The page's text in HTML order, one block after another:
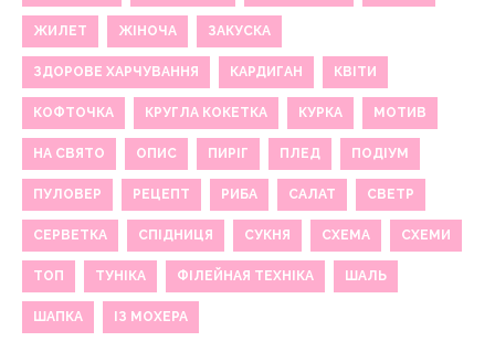
ЖИЛЕТ ЖІНОЧА ЗАКУСКА
ЗДОРОВЕ ХАРЧУВАННЯ КАРДИГАН КВІТИ
КОФТОЧКА КРУГЛА КОКЕТКА КУРКА МОТИВ
НА СВЯТО ОПИС ПИРІГ ПЛЕД ПОДІУМ
ПУЛОВЕР РЕЦЕПТ РИБА САЛАТ СВЕТР
СЕРВЕТКА СПІДНИЦЯ СУКНЯ СХЕМА СХЕМИ
ТОП ТУНІКА ФІЛЕЙНАЯ ТЕХНІКА ШАЛЬ
ШАПКА ІЗ МОХЕРА